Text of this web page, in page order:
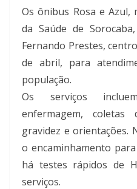
Os ônibus Rosa e Azul,
da Saúde de
Fernando Prestes,
de abril, para
população.
Os serviços
enfermagem,
gravidez e orientações.
o encaminhamento
há testes rápidos de
serviços.